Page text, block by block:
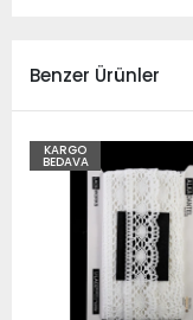
Benzer Ürünler
KARGO
BEDAVA